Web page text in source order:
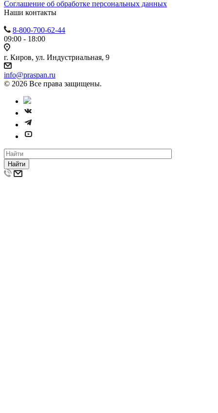
Cоглашение об обработке персональных данных
Наши контакты
8-800-700-62-44
09:00 - 18:00
г. Киров, ул. Индустриальная, 9
info@praspan.ru
© 2026 Все права защищены.
Найти